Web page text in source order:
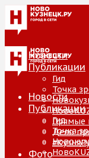
Новости
Публикации
Гид
Точка
Прямые
Дело
Фото
Новости
Публикации
Гид
Точка